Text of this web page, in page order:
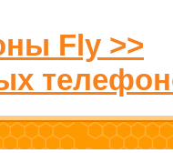
Fly >>